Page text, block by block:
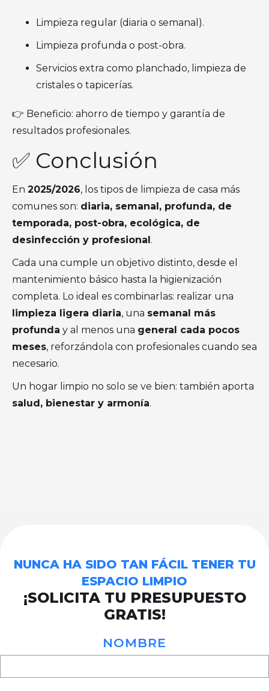
Limpieza regular (diaria o semanal).
Limpieza profunda o post-obra.
Servicios extra como planchado, limpieza de
cristales o tapicerías.
👉 Beneficio: ahorro de tiempo y garantía de
resultados profesionales.
✅ Conclusión
En 2025/2026, los tipos de limpieza de casa más
comunes son: diaria, semanal, profunda, de
temporada, post-obra, ecológica, de
desinfección y profesional.
Cada una cumple un objetivo distinto, desde el
mantenimiento básico hasta la higienización
completa. Lo ideal es combinarlas: realizar una
limpieza ligera diaria, una semanal más
profunda y al menos una general cada pocos
meses, reforzándola con profesionales cuando sea
necesario.
Un hogar limpio no solo se ve bien: también aporta
salud, bienestar y armonía.
NUNCA HA SIDO TAN FÁCIL TENER TU
ESPACIO LIMPIO
¡SOLICITA TU PRESUPUESTO
GRATIS!
NOMBRE